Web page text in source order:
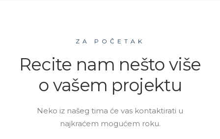
ZA POČETAK
Recite nam nešto više
o vašem projektu
Neko iz našeg tima će vas kontaktirati u
najkraćem mogućem roku.